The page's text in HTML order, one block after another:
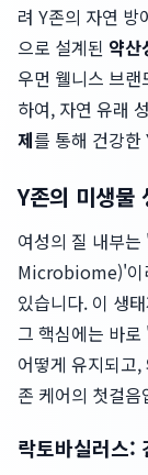
려 Y존의 자연 방
으로 설계된 약산
우먼 웰니스 브랜
하여, 자연 유래
제를 통해 건강한
Y존의 미생물
여성의 질 내부
Microbiome)'이
있습니다. 이 생
그 핵심에는 바
어떻게 유지되고
존 케어의 첫걸음
락토바실러스: